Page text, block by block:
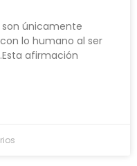
únicamente
lo humano al ser
afirmación